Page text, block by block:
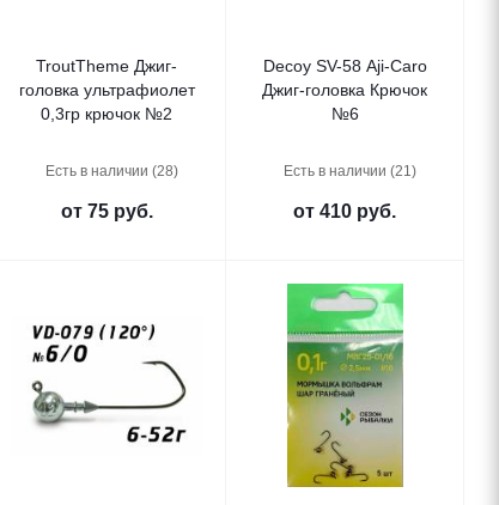
TroutTheme Джиг-
головка ультрафиолет
0,3гр крючок №2
Есть в наличии (28)
от 75 руб.
Decoy SV-58 Aji-Caro
Джиг-головка Крючок
№6
Есть в наличии (21)
от410 руб.